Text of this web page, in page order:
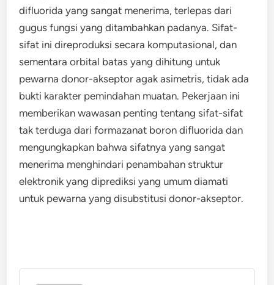
difluorida yang sangat menerima, terlepas dari
gugus fungsi yang ditambahkan padanya. Sifat-
sifat ini direproduksi secara komputasional, dan
sementara orbital batas yang dihitung untuk
pewarna donor-akseptor agak asimetris, tidak ada
bukti karakter pemindahan muatan. Pekerjaan ini
memberikan wawasan penting tentang sifat-sifat
tak terduga dari formazanat boron difluorida dan
mengungkapkan bahwa sifatnya yang sangat
menerima menghindari penambahan struktur
elektronik yang diprediksi yang umum diamati
untuk pewarna yang disubstitusi donor-akseptor.